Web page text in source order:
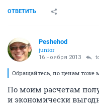
ОТВЕТИТЬ
Peshehod
junior
16 ноября 2013
Обращайтесь, по ценам тоже
По моим расчетам
и экономически